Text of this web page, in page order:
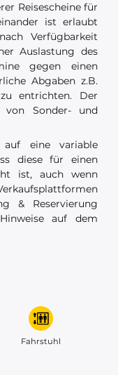
Reisescheine für
ist erlaubt
Verfügbarkeit
Auslastung des
gegen einen
Abgaben z.B.
entrichten. Der
von Sonder- und
auf eine variable
diese für einen
ist, auch wenn
& Reservierung
auf dem
Fahrstuhl